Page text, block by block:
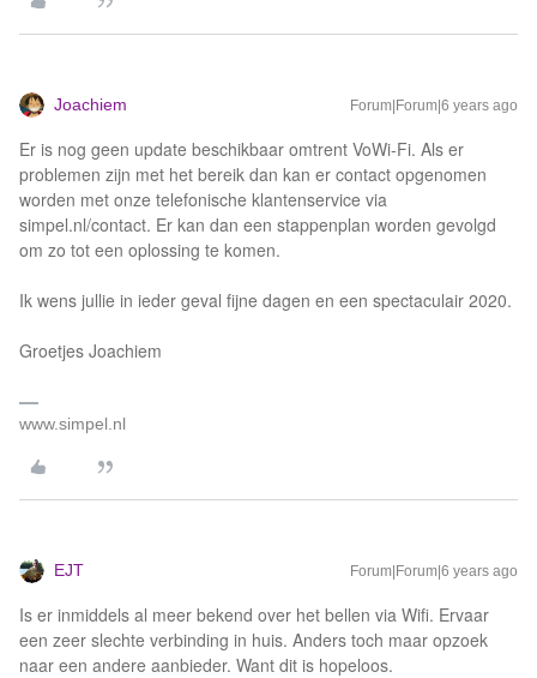
Joachiem Forum|Forum|6 years ago
Er is nog geen update beschikbaar omtrent VoWi-Fi. Als er
problemen zijn met het bereik dan kan er contact opgenomen
worden met onze telefonische klantenservice via
simpel.nl/contact. Er kan dan een stappenplan worden gevolgd
om zo tot een oplossing te komen.
Ik wens jullie in ieder geval fijne dagen en een spectaculair 2020.
Groetjes Joachiem
www.simpel.nl
EJT Forum|Forum|6 years ago
Is er inmiddels al meer bekend over het bellen via Wifi. Ervaar
een zeer slechte verbinding in huis. Anders toch maar opzoek
naar een andere aanbieder. Want dit is hopeloos.